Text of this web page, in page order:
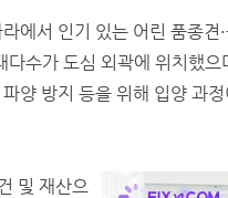
에서 인기 있는 어린 품종견·
수가 도심 외곽에 위치했
양 방지 등을 위해 입양 과
및 재산으